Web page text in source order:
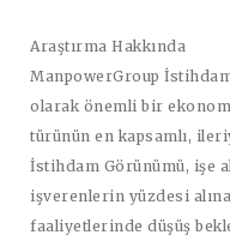
Araştırma Hakkında
ManpowerGroup
olarak önemli bir
türünün en kapsamlı,
İstihdam Görünümü, işe
işverenlerin yüzdesi
faaliyetlerinde düşüş